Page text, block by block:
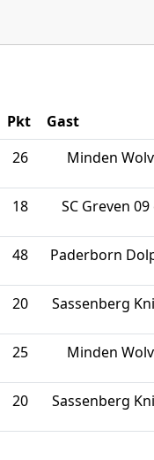
Pkt Gast
26 Minden
18 SC Greven 09
48 Paderborn
20 Sassenberg
25 Minden
20 Sassenberg